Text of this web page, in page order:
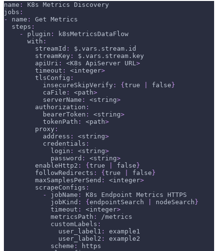
name :
K8s Metrics Discovery
jobs :
-
name :
Get Metrics
steps :
-
plugin :
k8sMetricsDataFlow
with :
streamId :
$.vars.stream.id
streamKey :
$.vars.stream.key
apiUri : <K8s ApiServer URL >
timeout : <integer>
tlsConfig :
insecureSkipVerify : {true false}
caFile : <path>
serverName : <string>
authorization :
bearerToken : <string>
tokenPath : <path>
proxy :
address : <string>
credentials :
login : <string>
password : <string>
enableHttp2 : {true false}
followRedirects : {true false}
maxSamplesPerSend : <integer>
scrapeConfigs :
-
jobName :
K8s Endpoint Metrics HTTPS
jobKind : {endpointSearch nodeSearch}
timeout : <integer>
metricsPath :
/metrics
customLabels :
user_label1 :
example1
user_label2 :
example2
scheme :
https